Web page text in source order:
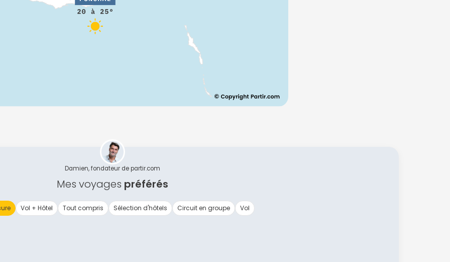
Damien, fondateur de partir.com
Mes voyages préférés
Vol + Hôtel Tout compris Sélection d'hôtels Circuit en groupe Vol
Politique de confidentialité.